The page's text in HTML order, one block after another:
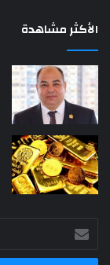
الأكثر مشاهدة
أدخل
بريدك
الإلكتروني